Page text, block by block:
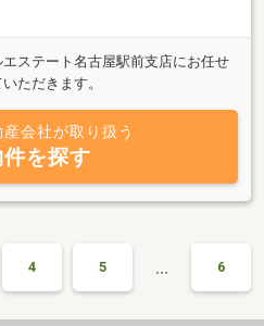
ステート名古屋駅前支店にお任せ
ただきます。
会社が取り扱う
を探す
4 5 … 6